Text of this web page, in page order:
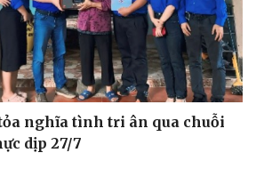
nghĩa tình tri ân qua chuỗi
dịp 27/7